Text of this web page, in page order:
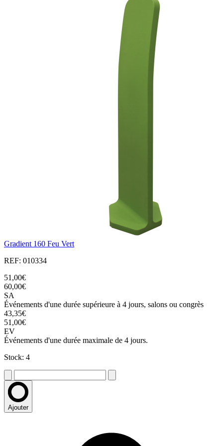
Gradient 160 Feu Vert
REF: 010334
51,00€
60,00€
SA
Événements d'une durée supérieure à 4 jours, salons ou congrès
43,35€
51,00€
EV
Événements d'une durée maximale de 4 jours.
Stock: 4
Ajouter